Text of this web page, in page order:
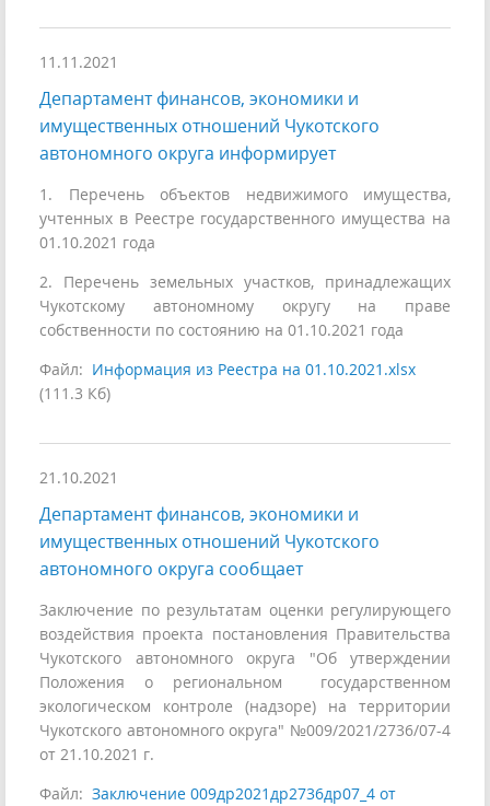
11.11.2021
Департамент финансов, экономики и
имущественных отношений Чукотского
автономного округа информирует
1. Перечень объектов недвижимого имущества,
учтенных в Реестре государственного имущества на
01.10.2021 года
2. Перечень земельных участков, принадлежащих
Чукотскому автономному округу на праве
собственности по состоянию на 01.10.2021 года
Файл: Информация из Реестра на 01.10.2021.xlsx
(111.3 Кб)
21.10.2021
Департамент финансов, экономики и
имущественных отношений Чукотского
автономного округа сообщает
Заключение по результатам оценки регулирующего
воздействия проекта постановления Правительства
Чукотского автономного округа "Об утверждении
Положения о региональном государственном
экологическом контроле (надзоре) на территории
Чукотского автономного округа" №009/2021/2736/07-4
от 21.10.2021 г.
Файл: Заключение 009др2021др2736др07_4 от